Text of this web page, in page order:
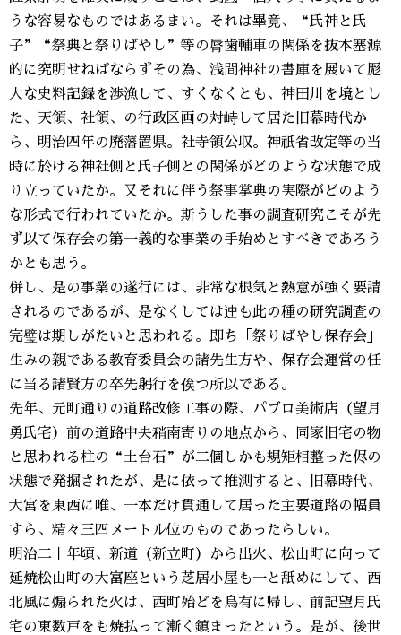
うな容易なものではあるまい。それは畢竟、“氏神と氏
子”“祭典と祭りばやし”等の脣歯輔車の関係を抜本塞源
的に究明せねばならずその為、浅間神社の書庫を展いて厖
大な史料記録を渉漁して、すくなくとも、神田川を境とし
た、天領、社領、の行政区画の対峙して居た旧幕時代か
ら、明治四年の廃藩置県。社寺領公収。神祇省改定等の当
時に於ける神社側と氏子側との関係がどのような状態で成
り立っていたか。又それに伴う祭事掌典の実際がどのよう
な形式で行われていたか。斯うした事の調査研究こそが先
ず以て保存会の第一義的な事業の手始めとすべきであろう
かとも思う。
併し、是の事業の遂行には、非常な根気と熱意が強く要請
されるのであるが、是なくしては迚も此の種の研究調査の
完璧は期しがたいと思われる。即ち「祭りばやし保存会」
生みの親である教育委員会の諸先生方や、保存会運営の任
に当る諸賢方の卒先躬行を俟つ所以である。
先年、元町通りの道路改修工事の際、パブロ美術店（望月
勇氏宅）前の道路中央稍南寄りの地点から、同家旧宅の物
と思われる柱の“土台石”が二個しかも規矩相整った侭の
状態で発掘されたが、是に依って推測すると、旧幕時代、
大宮を東西に唯、一本だけ貫通して居った主要道路の幅員
すら、精々三四メートル位のものであったらしい。
明治二十年頃、新道（新立町）から出火、松山町に向って
延焼松山町の大富座という芝居小屋も一と舐めにして、西
北風に煽られた火は、西町殆どを烏有に帰し、前記望月氏
宅の東数戸をも焼払って漸く鎮まったという。是が、後世